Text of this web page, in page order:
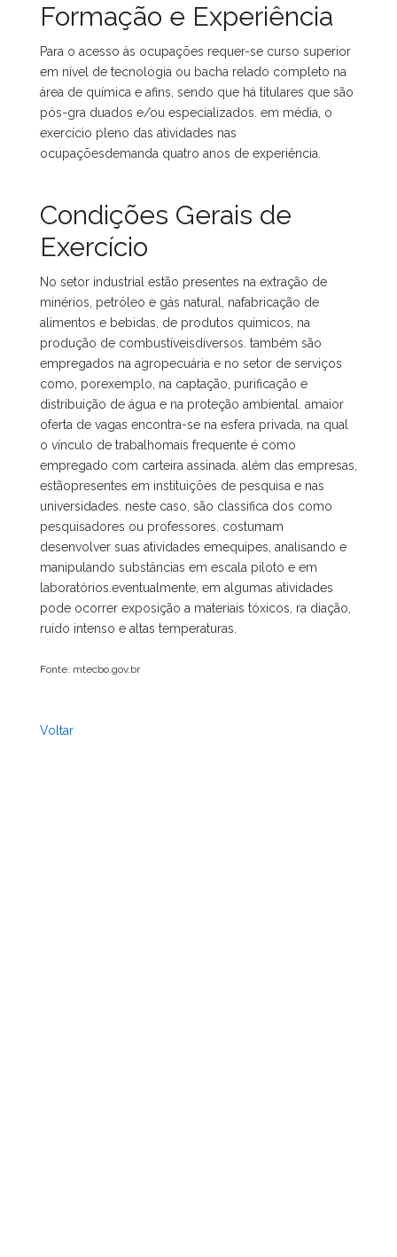
Formação e Experiência
Para o acesso às ocupações requer-se curso superior
em nível de tecnologia ou bacha relado completo na
área de química e afins, sendo que há titulares que são
pós-gra duados e/ou especializados. em média, o
exercício pleno das atividades nas
ocupaçõesdemanda quatro anos de experiência.
Condições Gerais de
Exercício
No setor industrial estão presentes na extração de
minérios, petróleo e gás natural, nafabricação de
alimentos e bebidas, de produtos químicos, na
produção de combustíveisdiversos. também são
empregados na agropecuária e no setor de serviços
como, porexemplo, na captação, purificação e
distribuição de água e na proteção ambiental. amaior
oferta de vagas encontra-se na esfera privada, na qual
o vínculo de trabalhomais frequente é como
empregado com carteira assinada. além das empresas,
estãopresentes em instituições de pesquisa e nas
universidades. neste caso, são classifica dos como
pesquisadores ou professores. costumam
desenvolver suas atividades emequipes, analisando e
manipulando substâncias em escala piloto e em
laboratórios.eventualmente, em algumas atividades
pode ocorrer exposição a materiais tóxicos, ra diação,
ruído intenso e altas temperaturas.
Fonte: mtecbo.gov.br
Voltar